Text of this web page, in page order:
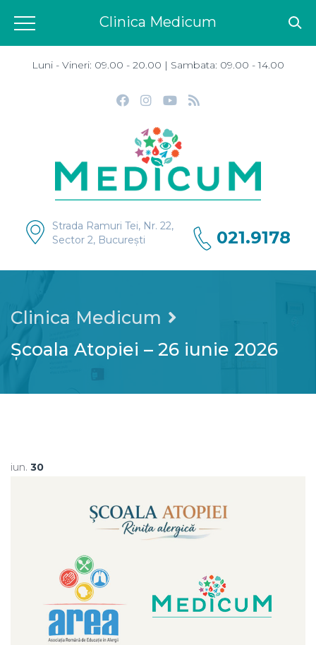
Luni - Vineri: 09.00 - 20.00 | Sambata: 09.00 - 14.00
Strada Ramuri Tei, Nr. 22,
Sector 2, București
021.9178
Clinica Medicum
Școala Atopiei – 26 iunie 2026
iun. 30
Clinica Medicum